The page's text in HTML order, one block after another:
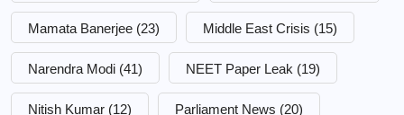
Mamata Banerjee (23) Middle East Crisis (15)
Narendra Modi (41) NEET Paper Leak (19)
Nitish Kumar (12) Parliament News (20)